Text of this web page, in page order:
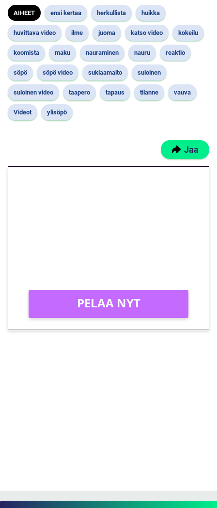
AIHEET ensi kertaa herkullista huikka
huvittava video ilme juoma katso video kokeilu
koomista maku nauraminen nauru reaktio
söpö söpö video suklaamaito suloinen
suloinen video taapero tapaus tilanne vauva
Videot ylisöpö
Jaa
PELAA NYT